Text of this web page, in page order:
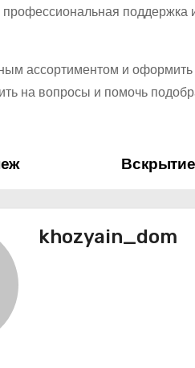
профессиональная
ассортиментом и
на вопросы и помочь
khozyain_dom